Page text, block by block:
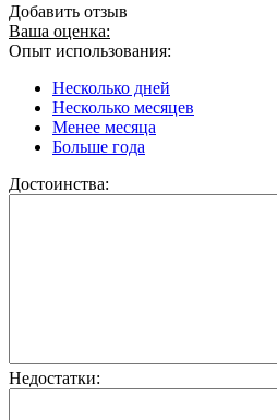
Добавить отзыв
Ваша оценка:
Опыт использования:
Несколько дней
Несколько месяцев
Менее месяца
Больше года
Достоинства:
Недостатки: